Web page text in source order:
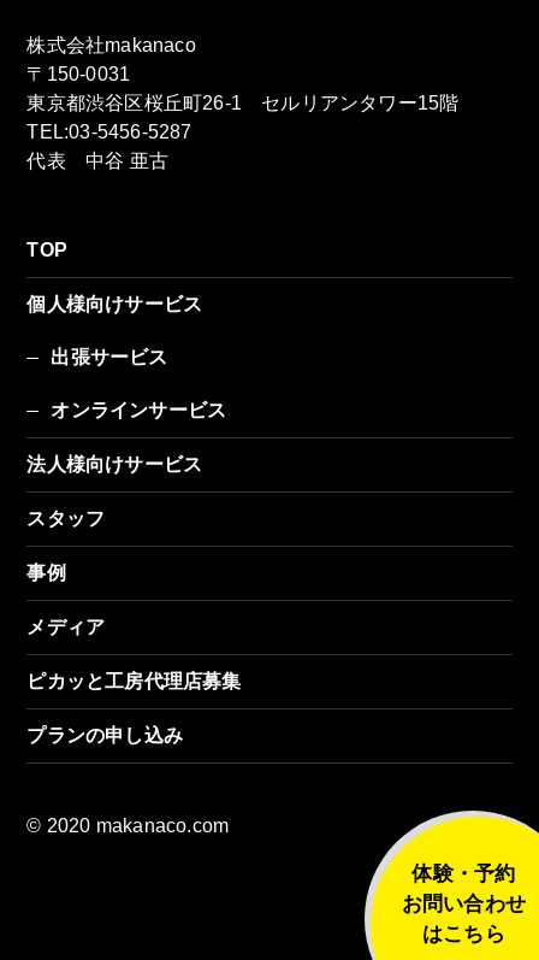
体験・予約
お問い合わせ
はこちら
株式会社makanaco
〒150-0031
東京都渋谷区桜丘町26-1 セルリアンタワー15階
TEL:03-5456-5287
代表 中谷 亜古
TOP
個人様向けサービス
出張サービス
オンラインサービス
法人様向けサービス
スタッフ
事例
メディア
ピカッと工房代理店募集
プランの申し込み
© 2020 makanaco.com